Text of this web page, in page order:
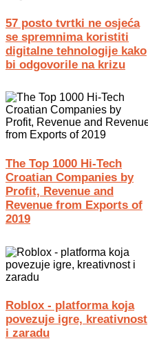
57 posto tvrtki ne osjeća
se spremnima koristiti
digitalne tehnologije kako
bi odgovorile na krizu
The Top 1000 Hi-Tech
Croatian Companies by
Profit, Revenue and
Revenue from Exports of
2019
Roblox - platforma koja
povezuje igre, kreativnost
i zaradu